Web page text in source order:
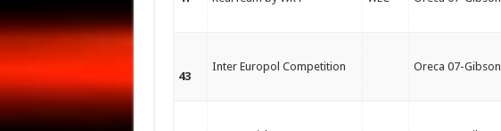
43
Inter Europol Competition Oreca 07-Gibson